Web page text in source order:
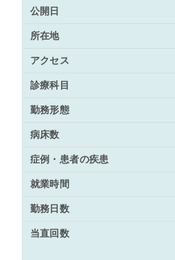
公開日
所在地
アクセス
診療科目
勤務形態
病床数
症例・患者の疾患
就業時間
勤務日数
当直回数